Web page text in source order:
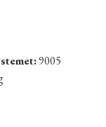
9005